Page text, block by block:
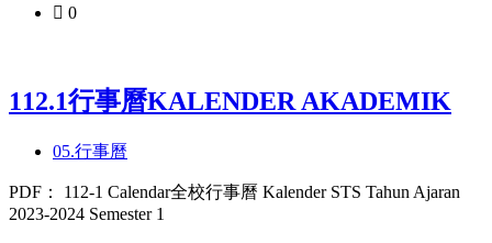
0
112.1行事曆KALENDER AKADEMIK
05.行事曆
PDF： 112-1 Calendar全校行事曆 Kalender STS Tahun Ajaran
2023-2024 Semester 1